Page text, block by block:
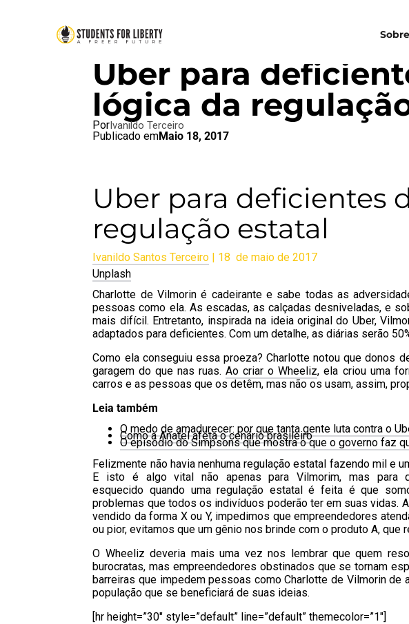
Sobre
Uber para
lógica da
PorIvanildo Terceiro
Publicado emMaio 18, 2017
Uber para deficientes
regulação estatal
Ivanildo Santos Terceiro | 18 de maio de 2017
Unplash
Charlotte de Vilmorin é cadeirante e sabe todas as
pessoas como ela. As escadas, as calçadas desniveladas, e
mais difícil. Entretanto, inspirada na ideia original do Uber,
adaptados para deficientes. Com um detalhe, as diárias serão
Como ela conseguiu essa proeza? Charlotte notou que donos
garagem do que nas ruas.Ao criar o Wheeliz, ela criou uma
carros e as pessoas que os detêm, mas não os usam, assim,
Leia também
O medo de amadurecer: por que tanta gente luta contra o
Como a Anatel afeta o cenário brasileiro
O episódio do Simpsons que mostra o que o governo faz
Felizmente não havia nenhuma regulação estatal fazendo mil e
E isto é algo vital não apenas para Vilmorim, mas para
esquecido quando uma regulação estatal é feita é que
problemas que todos os indivíduos poderão ter em suas vidas.
vendido da forma X ou Y, impedimos que empreendedores
ou pior, evitamos que um gênio nos brinde com o produto A, que
O Wheeliz deveria mais uma vez nos lembrar que quem
burocratas, mas empreendedores obstinados que se tornam
barreiras que impedem pessoas como Charlotte de Vilmorin de
população que se beneficiará de suas ideias.
[hr height=”30″ style=”default” line=”default” themecolor=”1″]